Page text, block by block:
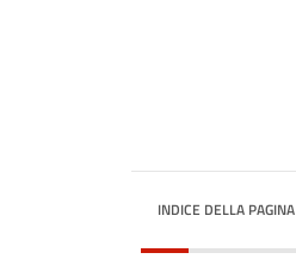
INDICE DELLA PAGINA